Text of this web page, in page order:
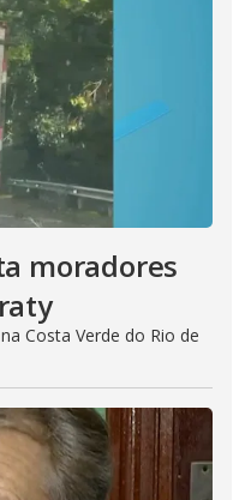
moradores
Costa Verde do Rio de